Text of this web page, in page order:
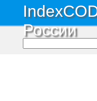
России